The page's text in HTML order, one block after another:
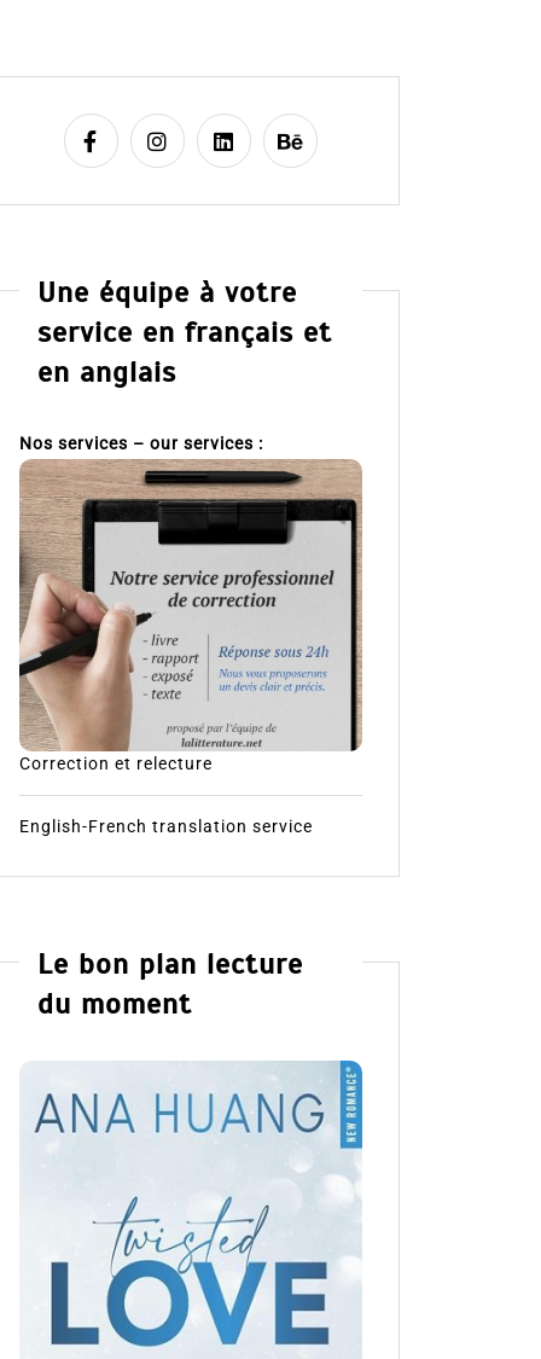
Une équipe à votre
service en français et
en anglais
Nos services – our services :
Correction et relecture
English-French translation service
Le bon plan lecture
du moment